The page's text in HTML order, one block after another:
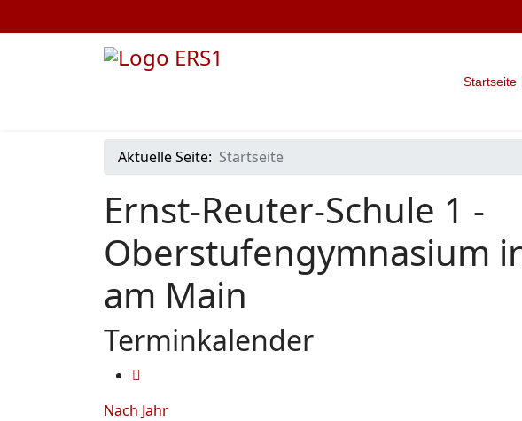
Startseite
Aktuelle Seite: Startseite
Ernst-Reuter-Schule 1 -
Oberstufengymnasium
am Main
Terminkalender
Nach Jahr